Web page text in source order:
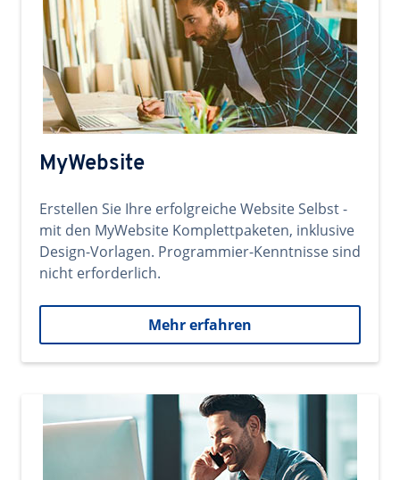
MyWebsite
Erstellen Sie Ihre erfolgreiche Website Selbst -
mit den MyWebsite Komplettpaketen, inklusive
Design-Vorlagen. Programmier-Kenntnisse sind
nicht erforderlich.
Mehr erfahren